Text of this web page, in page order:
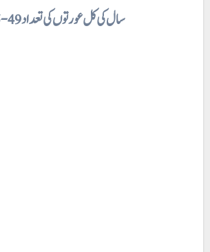
15-49 سال کی کل عورتوں کی تعداد